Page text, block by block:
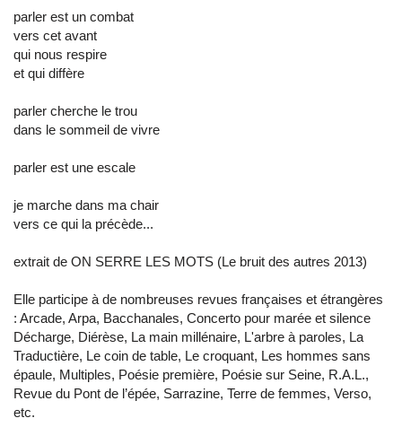
parler est un combat
vers cet avant
qui nous respire
et qui diffère
parler cherche le trou
dans le sommeil de vivre
parler est une escale
je marche dans ma chair
vers ce qui la précède...
extrait de ON SERRE LES MOTS (Le bruit des autres 2013)
Elle participe à de nombreuses revues françaises et étrangères
: Arcade, Arpa, Bacchanales, Concerto pour marée et silence
Décharge, Diérèse, La main millénaire, L'arbre à paroles, La
Traductière, Le coin de table, Le croquant, Les hommes sans
épaule, Multiples, Poésie première, Poésie sur Seine, R.A.L.,
Revue du Pont de l’épée, Sarrazine, Terre de femmes, Verso,
etc.